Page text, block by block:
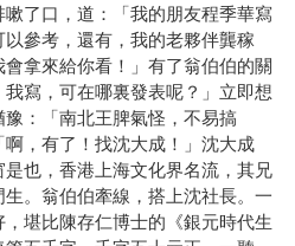
了口，道：「我的朋友程季華寫
參考，還有，我的老夥伴龔稼
拿來給你看！」有了翁伯伯的關
寫，可在哪裏發表呢？」立即想
：「南北王脾氣怪，不易搞
，有了！找沈大成！」沈大成
也，香港上海文化界名流，其兄
。翁伯伯牽線，搭上沈社長。一
堪比陳存仁博士的《銀元時代生